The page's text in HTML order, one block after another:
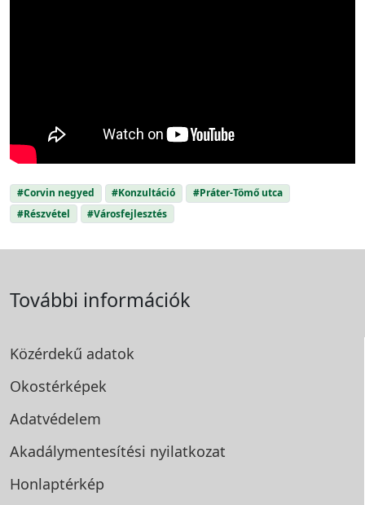
#Corvin negyed #Konzultáció
#Práter-Tömő utca
#Részvétel
#Városfejlesztés
További információk
Közérdekű adatok
Okostérképek
Adatvédelem
Akadálymentesítési nyilatkozat
Honlaptérkép